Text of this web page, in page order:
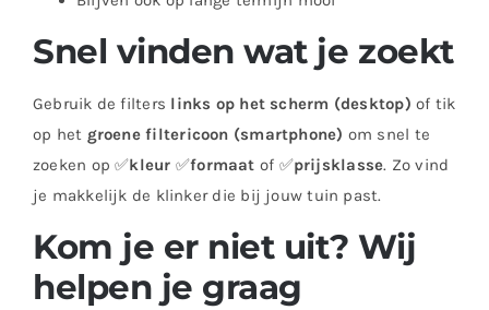
Snel vinden wat je zoekt
Gebruik de filters links op het scherm (desktop) of tik
op het groene filtericoon (smartphone) om snel te
zoeken op ✅kleur ✅formaat of ✅prijsklasse. Zo vind
je makkelijk de klinker die bij jouw tuin past.
Kom je er niet uit? Wij
helpen je graag